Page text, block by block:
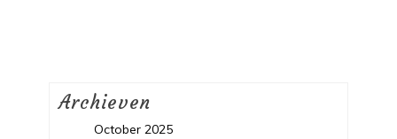
Archieven
October 2025